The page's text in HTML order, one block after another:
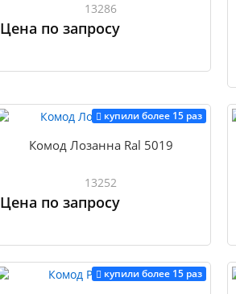
13286
Цена по запросу
купили более 15 раз
Комод Лозанна Ral 5019
13252
Цена по запросу
купили более 15 раз